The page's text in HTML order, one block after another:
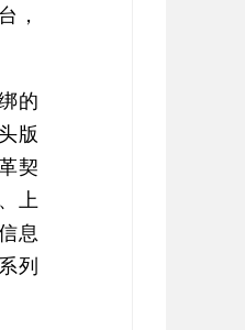
，
的
版
契
上
息
列